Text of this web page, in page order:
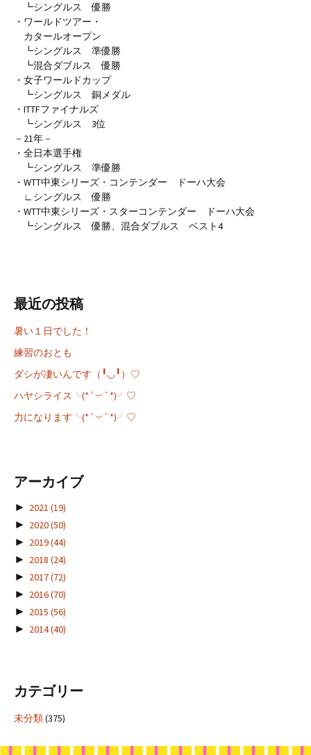
┗シングルス 優勝
・ワールドツアー・
カタールオープン
┗シングルス 準優勝
┗混合ダブルス 優勝
・女子ワールドカップ
┗シングルス 銅メダル
・ITTFファイナルズ
┗シングルス 3位
－21年－
・全日本選手権
┗シングルス 準優勝
・WTT中東シリーズ・コンテンダー ドーハ大会
∟シングルス 優勝
・WTT中東シリーズ・スターコンテンダー ドーハ大会
┗シングルス 優勝、混合ダブルス ベスト4
最近の投稿
暑い１日でした！
練習のおとも
ダシが凄いんです（╹◡╹）♡
ハヤシライス╰(*´︶`*)╯♡
力になります╰(*´︶`*)╯♡
アーカイブ
► 2021 (19)
► 2020(50)
► 2019(44)
► 2018 (24)
► 2017(72)
► 2016(70)
► 2015 (56)
► 2014(40)
カテゴリー
未分類(375)